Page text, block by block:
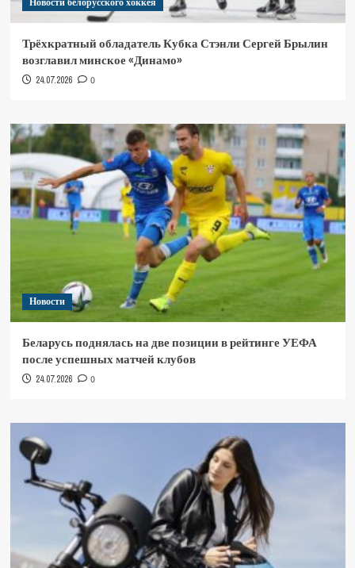
Новости белорусского хоккея
Трёхкратный обладатель Кубка Стэнли Сергей Брылин
возглавил минское «Динамо»
24.07.2026 0
Новости
Беларусь поднялась на две позиции в рейтинге УЕФА
после успешных матчей клубов
24.07.2026 0